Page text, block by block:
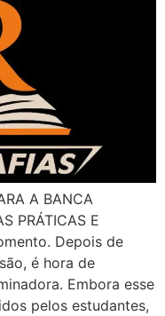
A BANCA
PRÁTICAS E
Depois de
é hora de
Embora esse
pelos estudantes,